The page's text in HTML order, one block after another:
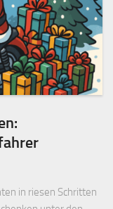
in riesen Schritten